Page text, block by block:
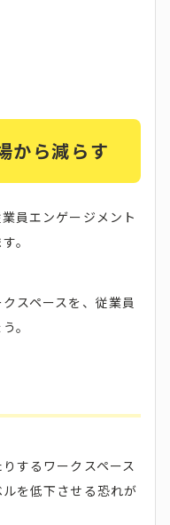
から減らす
員エンゲージメント
。
スペースを、従業員
。
するワークスペース
を低下させる恐れが